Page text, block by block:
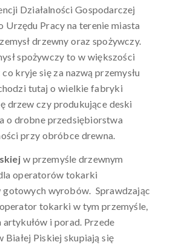
Działalności Gospodarczej
Urzędu Pracy na terenie miasta
drzewny oraz spożywczy.
spożywczy to w większości
kryje się za nazwą przemysłu
tutaj o wielkie fabryki
drzew czy produkujące deski
o drobne przedsiębiorstwa
przy obróbce drewna.
w przemyśle drzewnym
operatorów tokarki
wyrobów. Sprawdzając
tokarki w tym przemyśle,
i porad. Przede
Piskiej skupiają się